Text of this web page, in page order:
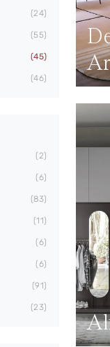
24
55
45
46
2
6
83
11
6
6
91
23